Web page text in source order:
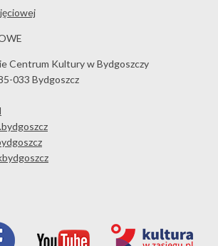
Centrum Kultury w Bydgoszczy
033 Bydgoszcz